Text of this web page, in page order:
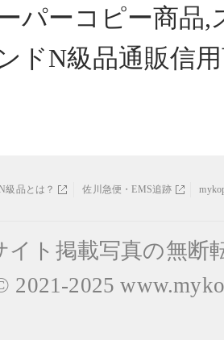
パーコピー商品
ドN級品通販信
級品とは？ 佐川急便・EMS追跡
ト掲載写真の無断
2021-2025